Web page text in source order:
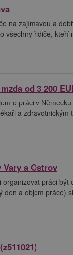
na zajímavou a
všechny řidiče,
od 3 200
o práci v
a
a Ostrov
organizovat práci
den a objem práce)